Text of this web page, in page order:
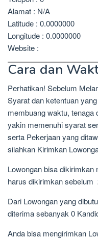
Alamat : N/A
Latitude : 0.0000000
Longitude : 0.0000000
Website :
Cara dan
Perhatikan! Sebelum
Syarat dan ketentuan
membuang waktu, tenaga
yakin memenuhi syarat
serta Pekerjaan yang
silahkan Kirimkan
Lowongan bisa
harus dikirimkan sebelum
Dari Lowongan yang
diterima sebanyak 0
Anda bisa mengirimkan